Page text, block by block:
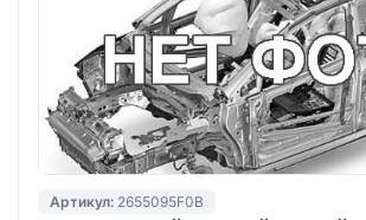
Артикул: 2655095F0B